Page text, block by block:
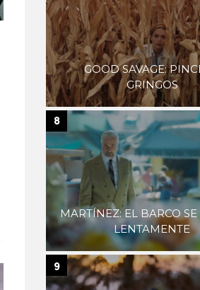
GOOD SAVAGE:
GRINGOS
MARTÍNEZ: EL BARCO
LENTAMENTE
8
9